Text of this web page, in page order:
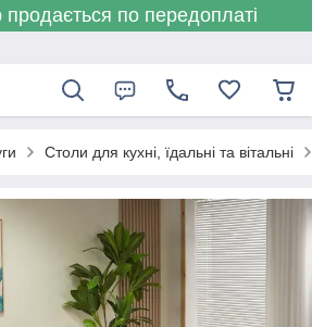
по передоплаті
Столи для кухні, їдальні та вітальні